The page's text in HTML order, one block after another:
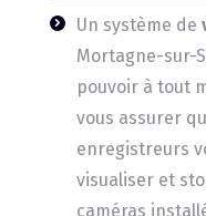
Un système de
Mortagne-sur-
pouvoir à tout
vous assurer
enregistreurs
visualiser et
caméras